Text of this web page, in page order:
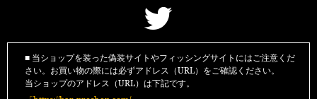
■ 当ショップを装った偽装サイトやフィッシングサイトにはご注意くだ
さい。お買い物の際には必ずアドレス（URL）をご確認ください。
当ショップのアドレス（URL）は下記です。